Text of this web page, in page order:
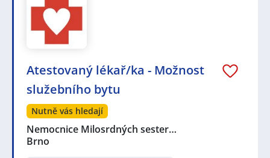
Atestovaný lékař/ka - Možnost
služebního bytu
Nutně vás hledají
Nemocnice Milosrdných sester…
Brno